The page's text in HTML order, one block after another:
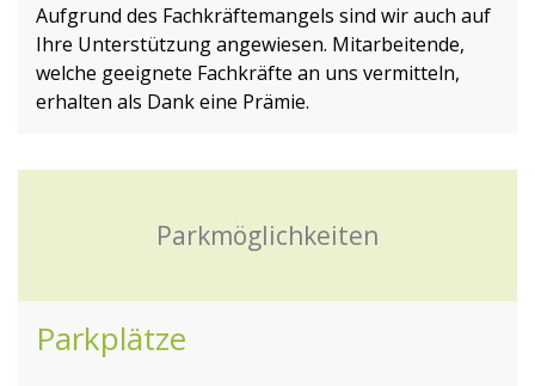
Aufgrund des Fachkräftemangels sind wir auch auf
Ihre Unterstützung angewiesen. Mitarbeitende,
welche geeignete Fachkräfte an uns vermitteln,
erhalten als Dank eine Prämie.
Parkmöglichkeiten
Parkplätze